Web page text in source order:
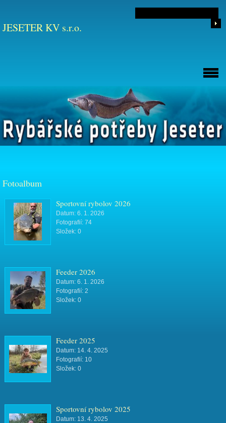
JESETER KV s.r.o.
Fotoalbum
Sportovní rybolov 2026
Datum: 6. 1. 2026
Fotografií: 74
Složek: 0
Feeder 2026
Datum: 6. 1. 2026
Fotografií: 2
Složek: 0
Feeder 2025
Datum: 14. 4. 2025
Fotografií: 10
Složek: 0
Sportovní rybolov 2025
Datum: 13. 4. 2025